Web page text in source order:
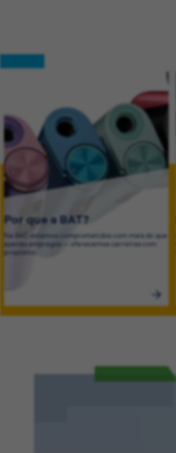
Por que a BAT?
Na BAT, estamos comprometidos com mais do que
apenas empregos — oferecemos carreiras com
propósito.